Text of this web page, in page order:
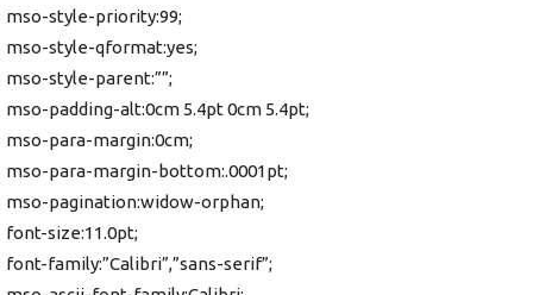
mso-style-priority:99;
mso-style-qformat:yes;
mso-style-parent:””;
mso-padding-alt:0cm 5.4pt 0cm 5.4pt;
mso-para-margin:0cm;
mso-para-margin-bottom:.0001pt;
mso-pagination:widow-orphan;
font-size:11.0pt;
font-family:”Calibri”,”sans-serif”;